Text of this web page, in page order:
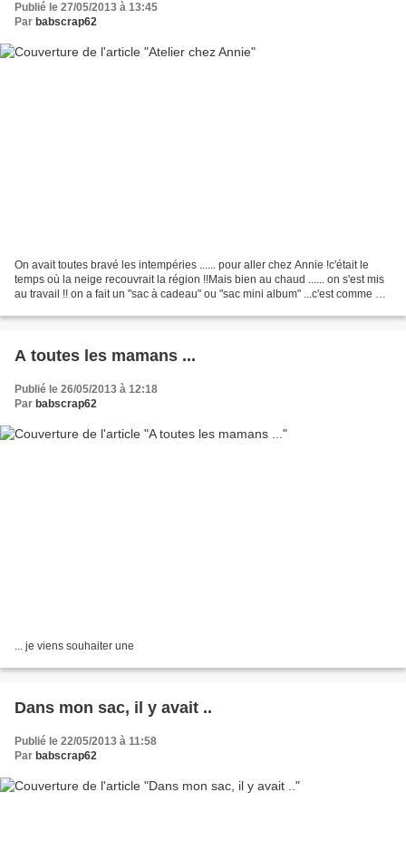
Publié le 27/05/2013 à 13:45
Par babscrap62
On avait toutes bravé les intempéries ...... pour aller chez Annie !c'était le
temps où la neige recouvrait la région !!Mais bien au chaud ...... on s'est mis
au travail !! on a fait un "sac à cadeau" ou "sac mini album" ...c'est comme on
A toutes les mamans ...
Publié le 26/05/2013 à 12:18
Par babscrap62
... je viens souhaiter une
Dans mon sac, il y avait ..
Publié le 22/05/2013 à 11:58
Par babscrap62